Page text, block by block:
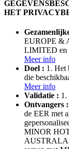
HET
EUROPE &
LIMITED
Meer info
Doel : 1. Het
die
Meer info
Validatie : 1.
Ontvangers :
de EER met
MINOR